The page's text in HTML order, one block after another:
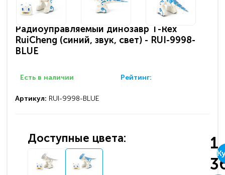
Радиоуправляемый динозавр T-Rex
RuiCheng (синий, звук, свет) - RUI-9998-
BLUE
Есть в наличии Рейтинг:
Артикул: RUI-9998-BLUE
Доступные цвета:
1